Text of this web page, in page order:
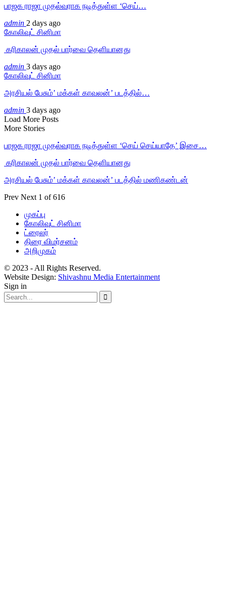
பாஜக ராஜா முதல்வராக நடித்துள்ள ‘செய்…
admin 2 days ago
கோலிவுட் சினிமா
‎ கரிகாலன் முதல் பார்வை தெளியானது
admin 3 days ago
கோலிவுட் சினிமா
அரசியல் பேசும்’ மக்கள் காவலன்’ படத்தில்…
admin 3 days ago
Load More Posts
More Stories
பாஜக ராஜா முதல்வராக நடித்துள்ள ‘செய் செய்யாதே’ இசை…
‎ கரிகாலன் முதல் பார்வை தெளியானது
அரசியல் பேசும்’ மக்கள் காவலன்’ படத்தில் மணிகண்டன்
Prev Next 1 of 616
முகப்பு
கோலிவுட் சினிமா
ட்ரைலர்
திரை விமர்சனம்
அறிமுகம்
© 2023 - All Rights Reserved.
Website Design: Shivashnu Media Entertainment
Sign in